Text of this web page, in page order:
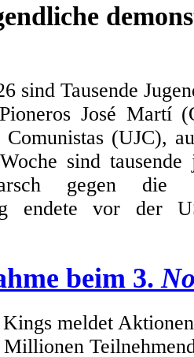
sind Tausende
José Martí
Comunistas (UJC),
sind
gegen
endete vor der
beim 3.
meldet
Millionen